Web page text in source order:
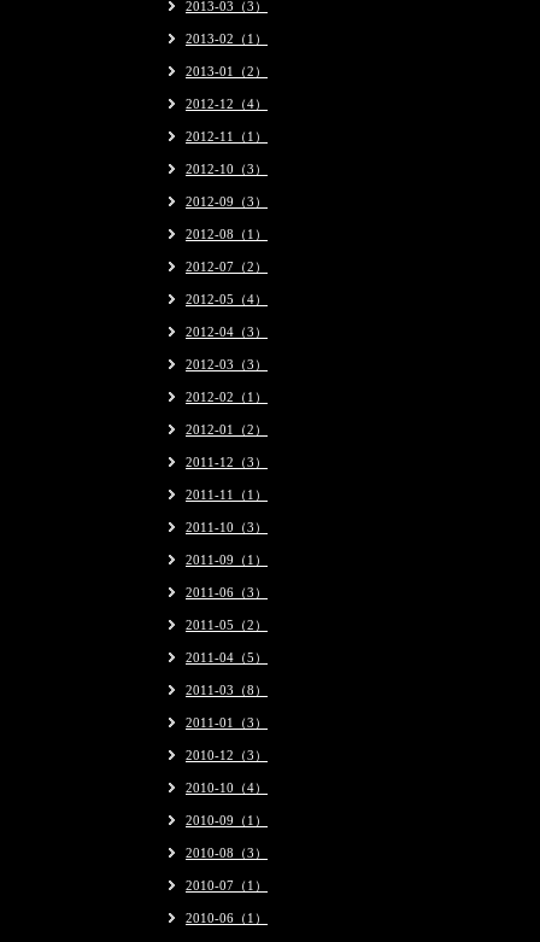
2013-03（3）
2013-02（1）
2013-01（2）
2012-12（4）
2012-11（1）
2012-10（3）
2012-09（3）
2012-08（1）
2012-07（2）
2012-05（4）
2012-04（3）
2012-03（3）
2012-02（1）
2012-01（2）
2011-12（3）
2011-11（1）
2011-10（3）
2011-09（1）
2011-06（3）
2011-05（2）
2011-04（5）
2011-03（8）
2011-01（3）
2010-12（3）
2010-10（4）
2010-09（1）
2010-08（3）
2010-07（1）
2010-06（1）